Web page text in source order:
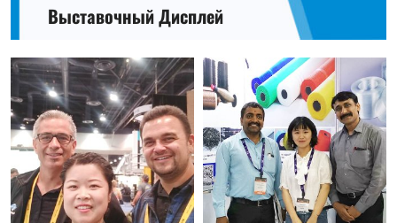
Выставочный Дисплей